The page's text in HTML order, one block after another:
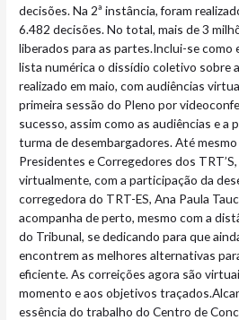
decisões. Na 2ª instância, foram
6.482 decisões. No total, mais de 3
liberados para as partes.Inclui-se como
lista numérica o dissídio coletivo sobre
realizado em maio, com audiências
primeira sessão do Pleno por
sucesso, assim como as audiências e a
turma de desembargadores. Até
Presidentes e Corregedores dos
virtualmente, com a participação da
corregedora do TRT-ES, Ana Paula
acompanha de perto, mesmo com a
do Tribunal, se dedicando para que
encontrem as melhores alternativas
eficiente. As correições agora são
momento e aos objetivos
essência do trabalho do Centro de